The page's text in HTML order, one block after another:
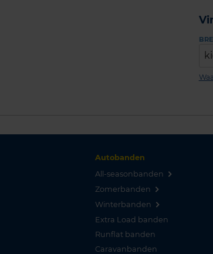
Autobanden
All-seasonbanden
Zomerbanden
Winterbanden
Extra Load banden
Runflat banden
Caravanbanden